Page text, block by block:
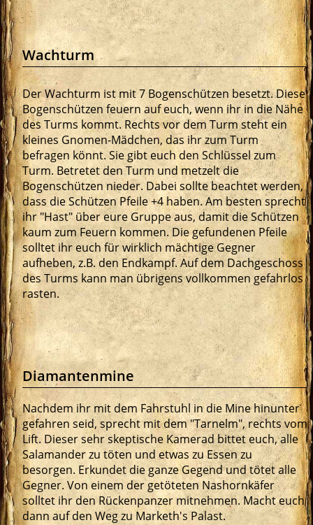
Wachturm
Der Wachturm ist mit 7 Bogenschützen besetzt. Diese
Bogenschützen feuern auf euch, wenn ihr in die Nähe
des Turms kommt. Rechts vor dem Turm steht ein
kleines Gnomen-Mädchen, das ihr zum Turm
befragen könnt. Sie gibt euch den Schlüssel zum
Turm. Betretet den Turm und metzelt die
Bogenschützen nieder. Dabei sollte beachtet werden,
dass die Schützen Pfeile +4 haben. Am besten sprecht
ihr "Hast" über eure Gruppe aus, damit die Schützen
kaum zum Feuern kommen. Die gefundenen Pfeile
solltet ihr euch für wirklich mächtige Gegner
aufheben, z.B. den Endkampf. Auf dem Dachgeschoss
des Turms kann man übrigens vollkommen gefahrlos
rasten.
Diamantenmine
Nachdem ihr mit dem Fahrstuhl in die Mine hinunter
gefahren seid, sprecht mit dem "Tarnelm", rechts vom
Lift. Dieser sehr skeptische Kamerad bittet euch, alle
Salamander zu töten und etwas zu Essen zu
besorgen. Erkundet die ganze Gegend und tötet alle
Gegner. Von einem der getöteten Nashornkäfer
solltet ihr den Rückenpanzer mitnehmen. Macht euch
dann auf den Weg zu Marketh's Palast.